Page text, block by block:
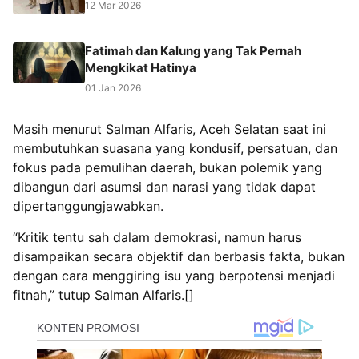
12 Mar 2026
Fatimah dan Kalung yang Tak Pernah
Mengkikat Hatinya
01 Jan 2026
Masih menurut Salman Alfaris, Aceh Selatan saat ini
membutuhkan suasana yang kondusif, persatuan, dan
fokus pada pemulihan daerah, bukan polemik yang
dibangun dari asumsi dan narasi yang tidak dapat
dipertanggungjawabkan.
‎“Kritik tentu sah dalam demokrasi, namun harus
disampaikan secara objektif dan berbasis fakta, bukan
dengan cara menggiring isu yang berpotensi menjadi
fitnah,” tutup Salman Alfaris.[]